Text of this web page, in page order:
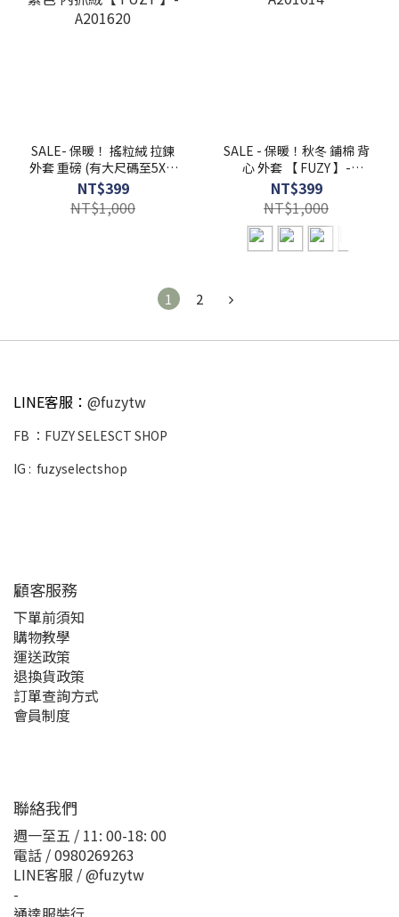
SALE- 保暖！ 搖粒絨 拉鍊
外套 重磅 (有大尺碼至5XL)
素色 內抓絨【 FUZY 】-
A201620
NT$399
NT$1,000
SALE - 保暖！秋冬 鋪棉 背
心 外套 【 FUZY 】-
A201614
NT$399
NT$1,000
1 2
LINE客服： @fuzytw
FB ： FUZY SELESCT SHOP
IG : fuzyselectshop
顧客服務
下單前須知
購物教學
運送政策
退換貨政策
訂單查詢方式
會員制度
聯絡我們
週一至五 / 11: 00-18: 00
電話 / 0980269263
LINE客服 / @fuzytw
-